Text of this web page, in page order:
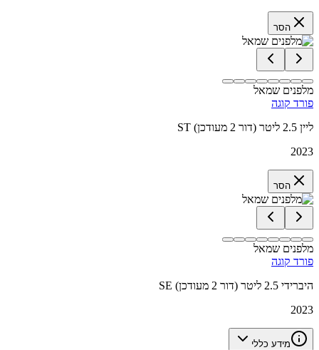
הסר
מלפנים שמאל
פורד קוגה
ST ליין 2.5 ליטר (דור 2 מעודכן)
2023
הסר
מלפנים שמאל
פורד קוגה
SE היברידי 2.5 ליטר (דור 2 מעודכן)
2023
מידע כללי